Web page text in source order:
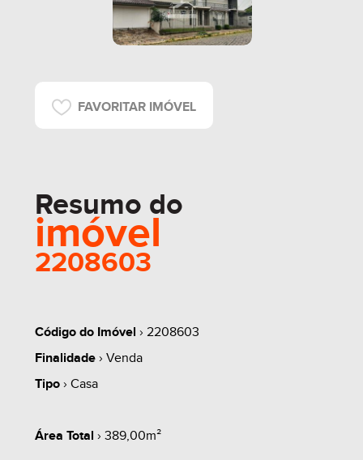
FAVORITAR IMÓVEL
Resumo do
imóvel
2208603
Código do Imóvel › 2208603
Finalidade› Venda
Tipo› Casa
Área Total › 389,00m²